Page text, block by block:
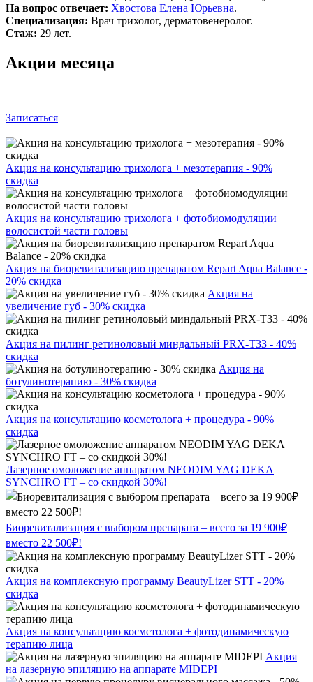
На вопрос отвечает: Хвостова Елена Юрьевна.
Специализация: Врач трихолог, дерматовенеролог.
Стаж: 29 лет.
Акции месяца
Записаться
Акция на консультацию трихолога + мезотерапия - 90%
скидка
Акция на консультацию трихолога + фотобиомодуляции
волосистой части головы
Акция на биоревитализацию препаратом Repart Aqua Balance -
20% скидка
Акция на
увеличение губ - 30% скидка
Акция на пилинг ретиноловый миндальный PRX-T33 - 40%
скидка
Акция на
ботулинотерапию - 30% скидка
Акция на консультацию косметолога + процедура - 90%
скидка
Лазерное омоложение аппаратом NEODIM YAG DEKA
SYNCHRO FT – со скидкой 30%!
Биоревитализация с выбором препарата – всего за 19 900₽
вместо 22 500₽!
Акция на комплексную программу BeautyLizer STT - 20%
скидка
Акция на консультацию косметолога + фотодинамическую
терапию лица
Акция
на лазерную эпиляцию на аппарате MIDEPI